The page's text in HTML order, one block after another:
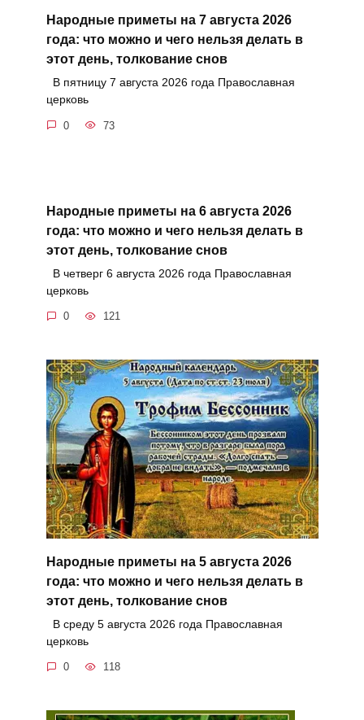
Народные приметы на 7 августа 2026
года: что можно и чего нельзя делать в
этот день, толкование снов
В пятницу 7 августа 2026 года Православная
церковь
0 73
Народные приметы на 6 августа 2026
года: что можно и чего нельзя делать в
этот день, толкование снов
В четверг 6 августа 2026 года Православная
церковь
0 121
Народные приметы на 5 августа 2026
года: что можно и чего нельзя делать в
этот день, толкование снов
В среду 5 августа 2026 года Православная
церковь
0 118